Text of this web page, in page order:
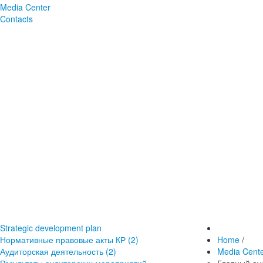
Media Center
Contacts
Strategic development plan
Нормативные правовые акты КР (2)
Аудиторская деятельность (2)
Home /
Media